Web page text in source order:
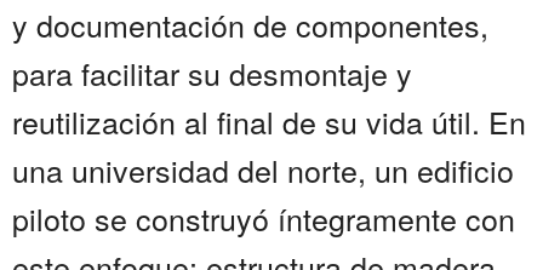
y documentación de componentes,
para facilitar su desmontaje y
reutilización al final de su vida útil. En
una universidad del norte, un edificio
piloto se construyó íntegramente con